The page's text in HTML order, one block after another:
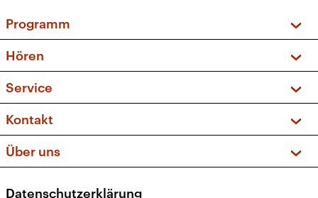
Programm
Sendungen und Podcasts
Musikliste
Kakadu – Das Kinderprogramm
Hören
Frequenzen (UKW + DAB+)
Service
FAQ
Apps
Newsletter
Kontakt
Social Media
Über uns
Datenschutzerklärung